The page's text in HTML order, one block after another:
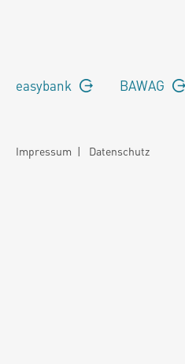
easybank BAWAG
Impressum | Datenschutz